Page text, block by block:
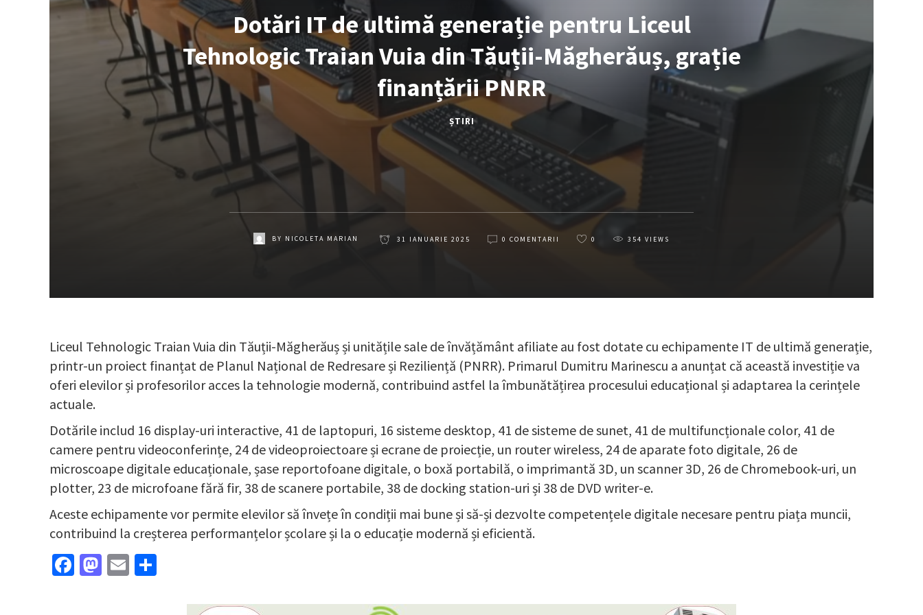
Dotări IT de ultimă generație pentru Liceul
Tehnologic Traian Vuia din Tăuții-Măgherăuș, grație
finanțării PNRR
ȘTIRI
BY NICOLETA MARIAN 31 IANUARIE 2025 0 COMENTARII 0 354 VIEWS
Liceul Tehnologic Traian Vuia din Tăuții-Măgherăuș și unitățile sale de învățământ afiliate au fost dotate cu echipamente IT de ultimă generație,
printr-un proiect finanțat de Planul Național de Redresare și Reziliență (PNRR). Primarul Dumitru Marinescu a anunțat că această investiție va
oferi elevilor și profesorilor acces la tehnologie modernă, contribuind astfel la îmbunătățirea procesului educațional și adaptarea la cerințele
actuale.
Dotările includ 16 display-uri interactive, 41 de laptopuri, 16 sisteme desktop, 41 de sisteme de sunet, 41 de multifuncționale color, 41 de
camere pentru videoconferințe, 24 de videoproiectoare și ecrane de proiecție, un router wireless, 24 de aparate foto digitale, 26 de
microscoape digitale educaționale, șase reportofoane digitale, o boxă portabilă, o imprimantă 3D, un scanner 3D, 26 de Chromebook-uri, un
plotter, 23 de microfoane fără fir, 38 de scanere portabile, 38 de docking station-uri și 38 de DVD writer-e.
Aceste echipamente vor permite elevilor să învețe în condiții mai bune și să-și dezvolte competențele digitale necesare pentru piața muncii,
contribuind la creșterea performanțelor școlare și la o educație modernă și eficientă.
Facebook
Mastodon
Email